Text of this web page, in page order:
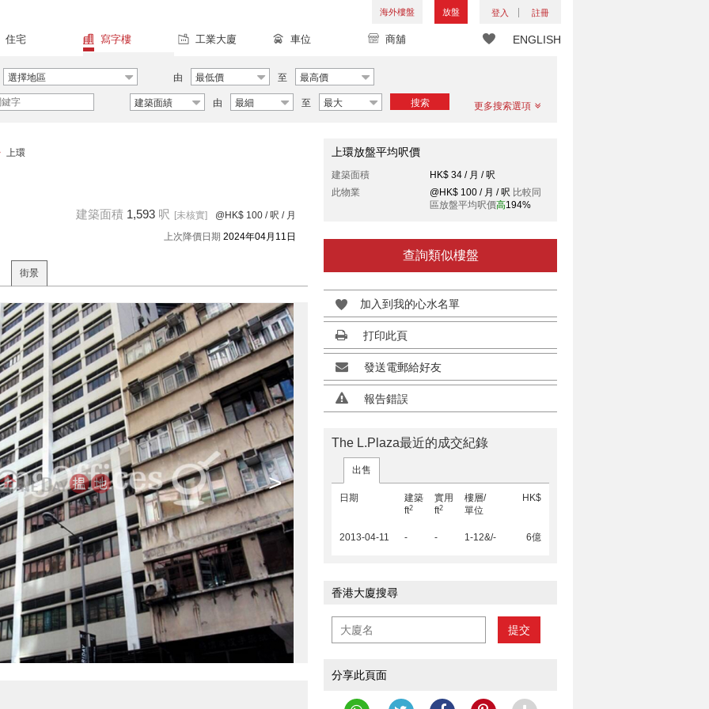
海外樓盤 放盤 登入 註冊
ENGLISH
住宅 寫字樓 工業大廈 車位 商舖
選擇地區 由 最低價 至 最高價
建築面績 由 最細 至 最大 搜索 更多搜索選項
上環
建築面積 1,593 呎 [未核實] @HK$ 100 / 呎 / 月
上次降價日期 2024年04月11日
街景
>
上環放盤平均呎價
建築面積
HK$ 34 / 月 / 呎
此物業
@HK$ 100 / 月 / 呎 比較同
區放盤平均呎價高194%
查詢類似樓盤
加入到我的心水名單
打印此頁
發送電郵給好友
報告錯誤
The L.Plaza最近的成交紀錄
出售
日期
建築
ft2
實用
ft2
樓層/
單位
HK$
2013-04-11 - - 1-12&/- 6億
香港大廈搜尋
提交
分享此頁面